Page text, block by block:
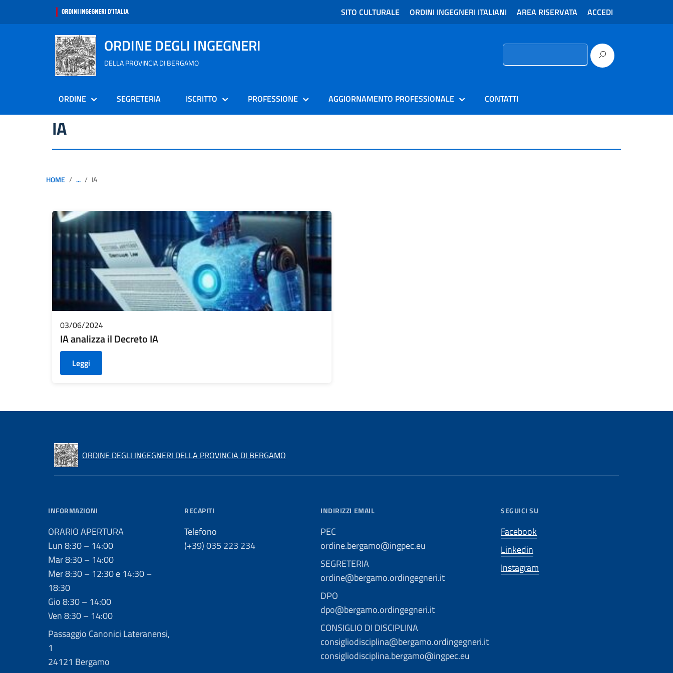
SITO CULTURALE ORDINI INGEGNERI ITALIANI AREA RISERVATA ACCEDI
ORDINE DEGLI INGEGNERI
DELLA PROVINCIA DI BERGAMO
Ricerca
ORDINE SEGRETERIA ISCRITTO PROFESSIONE AGGIORNAMENTO PROFESSIONALE CONTATTI
IA
HOME ... IA
03/06/2024
IA analizza il Decreto IA
Leggi
ORDINE DEGLI INGEGNERI DELLA PROVINCIA DI BERGAMO
INFORMAZIONI
ORARIO APERTURA
Lun 8:30 – 14:00
Mar 8:30 – 14:00
Mer 8:30 – 12:30 e 14:30 –
18:30
Gio 8:30 – 14:00
Ven 8:30 – 14:00
Passaggio Canonici Lateranensi,
1
24121 Bergamo
RECAPITI
Telefono
(+39) 035 223 234
INDIRIZZI EMAIL
PEC
ordine.bergamo@ingpec.eu
SEGRETERIA
ordine@bergamo.ordingegneri.it
DPO
dpo@bergamo.ordingegneri.it
CONSIGLIO DI DISCIPLINA
consigliodisciplina@bergamo.ordingegneri.it
consigliodisciplina.bergamo@ingpec.eu
SEGUICI SU
Facebook
Linkedin
Instagram